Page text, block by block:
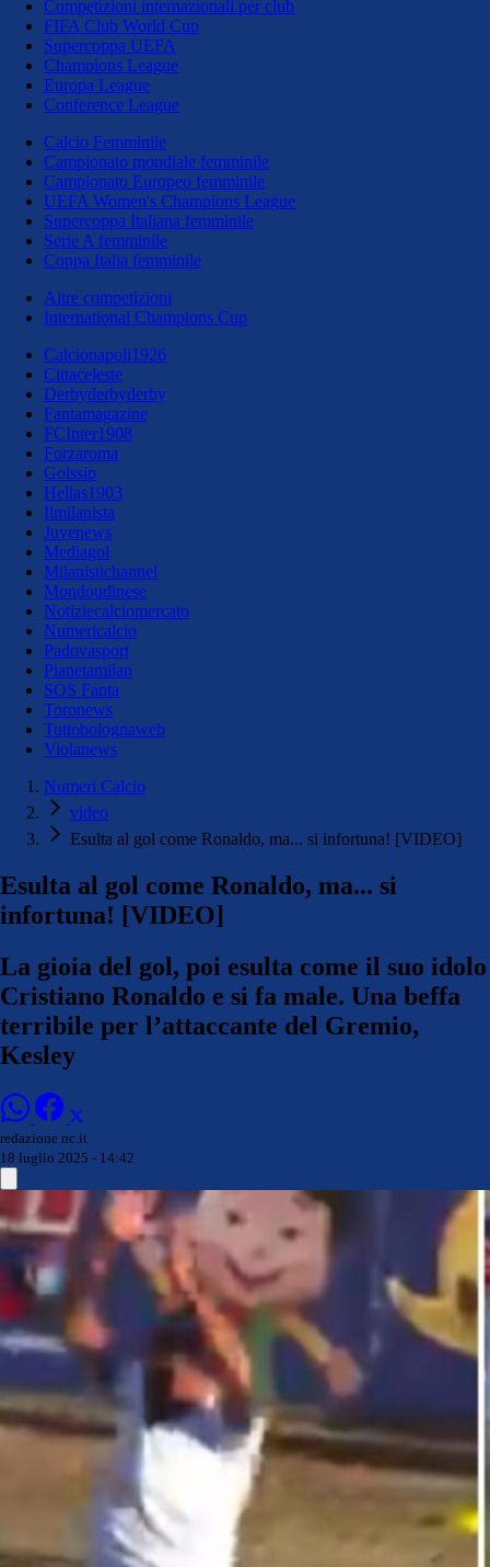
Competizioni internazionali per club
FIFA Club World Cup
Supercoppa UEFA
Champions League
Europa League
Conference League
Calcio Femminile
Campionato mondiale femminile
Campionato Europeo femminile
UEFA Women's Champions League
Supercoppa Italiana femminile
Serie A femminile
Coppa Italia femminile
Altre competizioni
International Champions Cup
Calcionapoli1926
Cittaceleste
Derbyderbyderby
Fantamagazine
FCInter1908
Forzaroma
Golssip
Hellas1903
Ilmilanista
Juvenews
Mediagol
Milanistichannel
Mondoudinese
Notiziecalciomercato
Numericalcio
Padovasport
Pianetamilan
SOS Fanta
Toronews
Tuttobolognaweb
Violanews
Numeri Calcio
video
Esulta al gol come Ronaldo, ma... si infortuna! [VIDEO]
Esulta al gol come Ronaldo, ma... si
infortuna! [VIDEO]
La gioia del gol, poi esulta come il suo idolo
Cristiano Ronaldo e si fa male. Una beffa
terribile per l’attaccante del Gremio,
Kesley
redazione nc.it
18 luglio 2025 - 14:42